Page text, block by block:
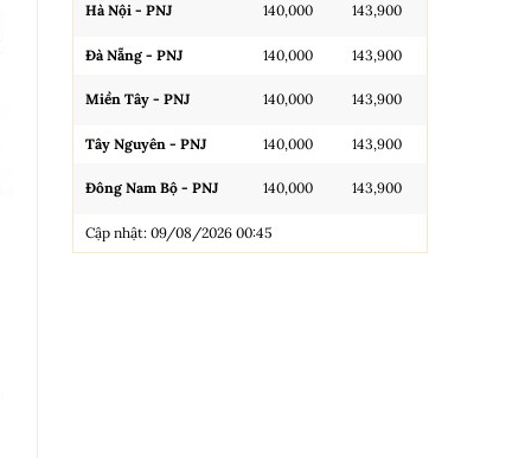
Hà Nội - PNJ 140,000 143,900
Đà Nẵng - PNJ 140,000 143,900
Miền Tây - PNJ 140,000 143,900
Tây Nguyên - PNJ 140,000 143,900
Đông Nam Bộ - PNJ 140,000 143,900
Cập nhật: 09/08/2026 00:45